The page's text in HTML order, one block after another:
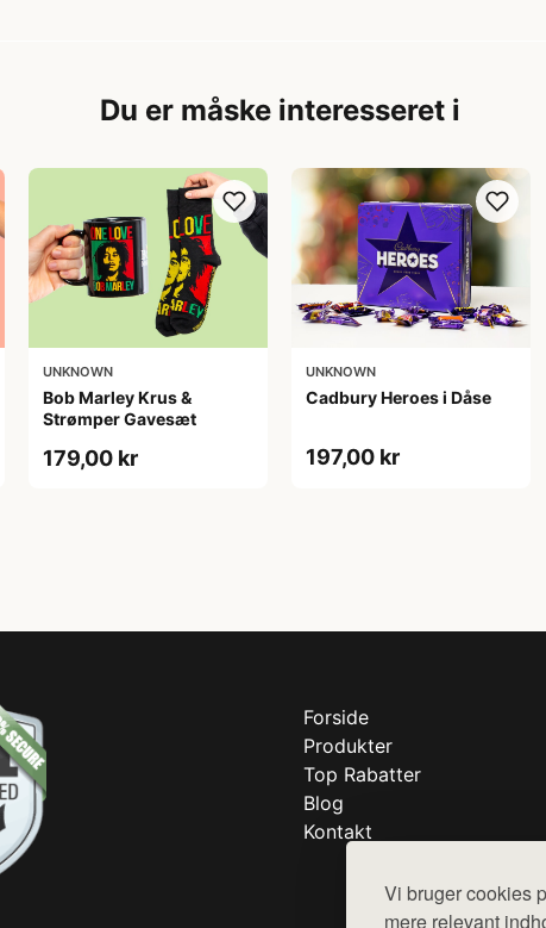
Vi bruger cookies
mere relevant
Du er måske interesseret i
UNKNOWN
Bob Marley Krus &
Strømper Gavesæt
179,00 kr
UNKNOWN
Cadbury Heroes i Dåse
197,00 kr
Forside
Produkter
Top Rabatter
Blog
Kontakt